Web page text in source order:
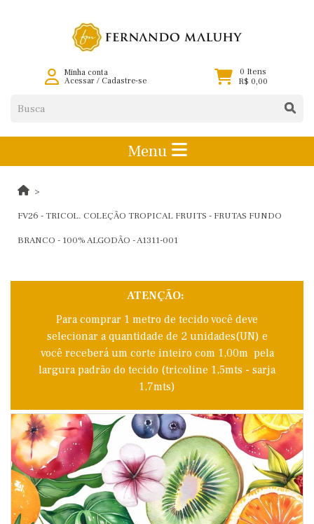
Minha conta
Acessar/ Cadastre-se
0 Itens
R$ 0,00
Menu
FV26 - TRICOL. COLEÇÃO TROPICAL FRUITS - FRUTAS FUNDO
BRANCO - 100% ALGODÃO - A1311-001
ATENÇÃO:
Para comprar 1 metro de tecido você deve
selecionar a quantidade de 2 unidades(UN) e
você receberá um corte inteiro com 1,00m pela
largura padrão do tecido (tricoline 1,5mts - sarja
1,7mts)